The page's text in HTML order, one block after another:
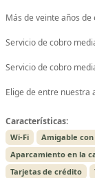
Más de veinte años
Servicio de cobro
Servicio de cobro
Elige de entre nuestra
Características:
Wi-Fi
Amigable con
Aparcamiento en la
Tarjetas de crédito